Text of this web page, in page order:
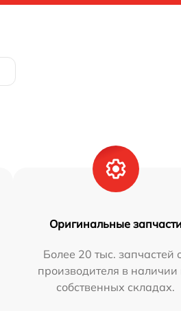
Оригинальные запчасти
Более 20 тыс. запчастей
производителя в наличии
собственных складах.